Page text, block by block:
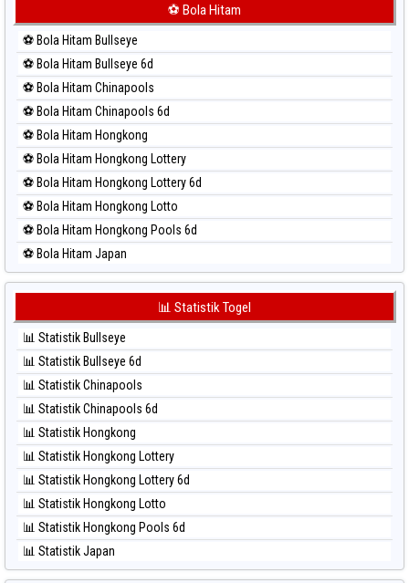
⚽ Bola Merah Kuda Lari
⚽ Bola Merah Magnum Cambodia
⚽ Bola Merah Nagoya
⚽ Bola Merah North Carolina Day
⚽ Bola Merah Pcso
⚽ Bola Merah Sao Paulo
⚽ Bola Merah Singapore
⚽ Bola Merah Sydney
⚽ Bola Merah Sydney Lottery
⚽ Bola Merah Sydney Lottery 6d
⚽ Bola Merah Sydney Lotto
⚽ Bola Merah Taiwan
⚽ Bola Hitam
⚽ Bola Hitam Bullseye
⚽ Bola Hitam Bullseye 6d
⚽ Bola Hitam Chinapools
⚽ Bola Hitam Chinapools 6d
⚽ Bola Hitam Hongkong
⚽ Bola Hitam Hongkong Lottery
⚽ Bola Hitam Hongkong Lottery 6d
⚽ Bola Hitam Hongkong Lotto
⚽ Bola Hitam Hongkong Pools 6d
⚽ Bola Hitam Japan
⚽ Bola Hitam Japan 6d
⚽ Bola Hitam Kuda Lari
⚽ Bola Hitam Magnum Cambodia
⚽ Bola Hitam Nagoya
⚽ Bola Hitam North Carolina Day
⚽ Bola Hitam Pcso
⚽ Bola Hitam Sao Paulo
⚽ Bola Hitam Singapore
⚽ Bola Hitam Sydney
⚽ Bola Hitam Sydney Lottery
⚽ Bola Hitam Sydney Lottery 6d
⚽ Bola Hitam Sydney Lotto
📊 Statistik Togel
📊 Statistik Bullseye
📊 Statistik Bullseye 6d
📊 Statistik Chinapools
📊 Statistik Chinapools 6d
📊 Statistik Hongkong
📊 Statistik Hongkong Lottery
📊 Statistik Hongkong Lottery 6d
📊 Statistik Hongkong Lotto
📊 Statistik Hongkong Pools 6d
📊 Statistik Japan
📊 Statistik Japan 6d